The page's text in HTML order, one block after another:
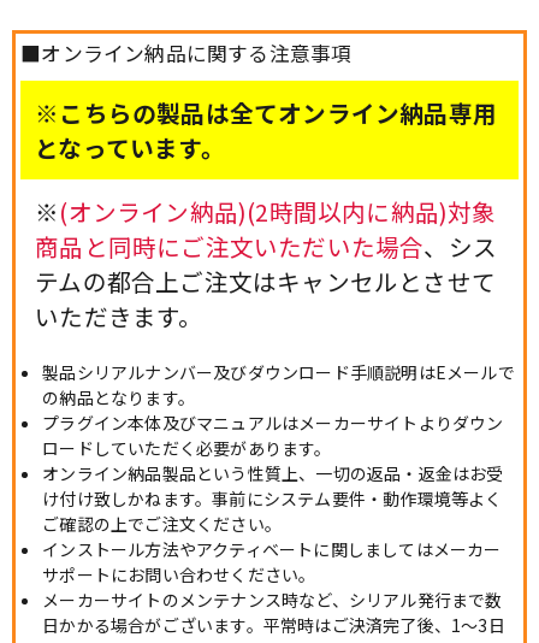
■オンライン納品に関する注意事項
※こちらの製品は全てオンライン納品専用
となっています。
※(オンライン納品)(2時間以内に納品)対象
商品と同時にご注文いただいた場合、シス
テムの都合上ご注文はキャンセルとさせて
いただきます。
製品シリアルナンバー及びダウンロード手順説明はEメールで
の納品となります。
プラグイン本体及びマニュアルはメーカーサイトよりダウン
ロードしていただく必要があります。
オンライン納品製品という性質上、一切の返品・返金はお受
け付け致しかねます。事前にシステム要件・動作環境等よく
ご確認の上でご注文ください。
インストール方法やアクティベートに関しましてはメーカー
サポートにお問い合わせください。
メーカーサイトのメンテナンス時など、シリアル発行まで数
日かかる場合がございます。平常時はご決済完了後、1～3日